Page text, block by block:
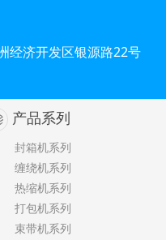
产品系列
封箱机系列
缠绕机系列
热缩机系列
打包机系列
束带机系列
经济开发区银源路22号